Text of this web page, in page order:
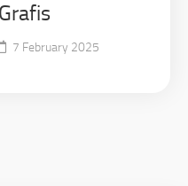
7 February 2025